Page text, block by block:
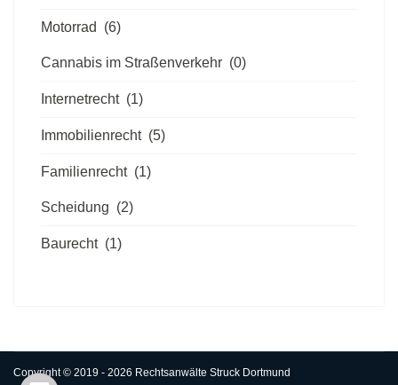
Motorrad (6)
Cannabis im Straßenverkehr (0)
Internetrecht (1)
Immobilienrecht (5)
Familienrecht (1)
Scheidung (2)
Baurecht (1)
Copyright © 2019 - 2026 Rechtsanwälte Struck Dortmund